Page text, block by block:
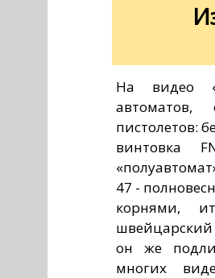
На видео
пистолетов:
винтовка
47 -
корнями,
швейцарский
он же
многих